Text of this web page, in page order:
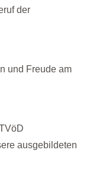
der
und Freude am
ausgebildeten